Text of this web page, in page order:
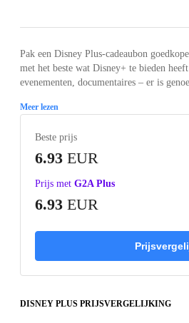
Pak een Disney Plus-cadeaubon
met het beste wat Disney+ te bieden
evenementen, documentaires – er is
Meer lezen
Beste prijs
6.93 EUR
Prijs met G2A Plus
6.93 EUR
DISNEY PLUS PRIJSVERGELIJKING